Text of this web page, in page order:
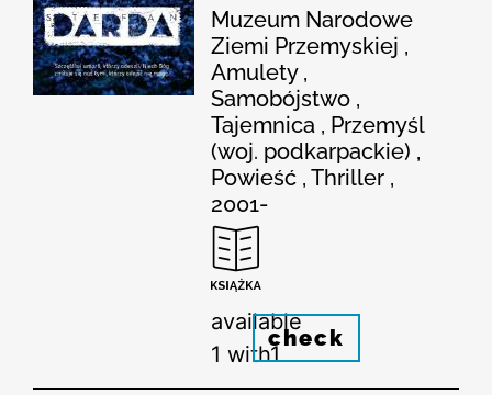
Muzeum Narodowe
Ziemi Przemyskiej ,
Amulety ,
Samobójstwo ,
Tajemnica , Przemyśl
(woj. podkarpackie) ,
Powieść , Thriller ,
2001-
available
1 with1
check